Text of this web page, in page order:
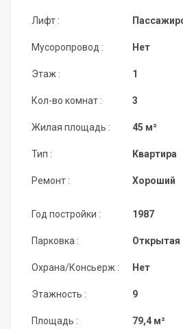
Лифт :
Мусоропровод :
Этаж :
Кол-во комнат :
Жилая площадь :
Тип :
Ремонт :
Нет
1
3
45 м²
Квартира
Хороший
Год постройки :
Парковка :
Охрана/Консьерж :
Этажность :
Площадь :
1987
Открытая
Нет
9
79,4 м²